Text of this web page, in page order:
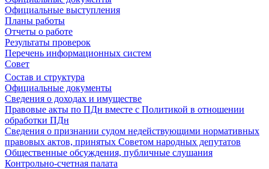
Официальные выступления
Планы работы
Отчеты о работе
Результаты проверок
Перечень информационных систем
Совет
Состав и структура
Официальные документы
Сведения о доходах и имуществе
Правовые акты по ПДн вместе с Политикой в отношении
обработки ПДн
Сведения о признании судом недействующими нормативных
правовых актов, принятых Советом народных депутатов
Общественные обсуждения, публичные слушания
Контрольно-счетная палата